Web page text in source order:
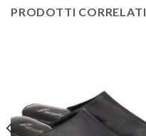
PRODOTTI CORRELATI